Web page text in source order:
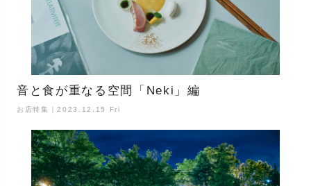
音と食が重なる空間「Neki」編
お店特集｜2023.12.15 Fri